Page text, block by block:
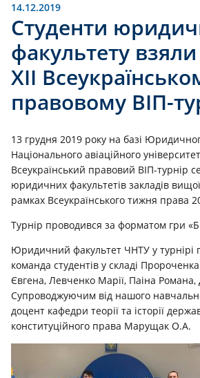
14.12.2019
Студенти
факультету
ХІІ
правовому ВІП-
13 грудня 2019 року на базі
Національного авіаційного
Всеукраїнський правовий ВІП-турнір
юридичних факультетів закладів
рамках Всеукраїнського тижня права
Турнір проводився за форматом гри
Юридичний факультет ЧНТУ у турнірі
команда студентів у складi
Євгена, Левченко Марії, Паіна
Супроводжуючим від нашого
доцент кафедри теорії та історії
конституційного права Марущак О.А.